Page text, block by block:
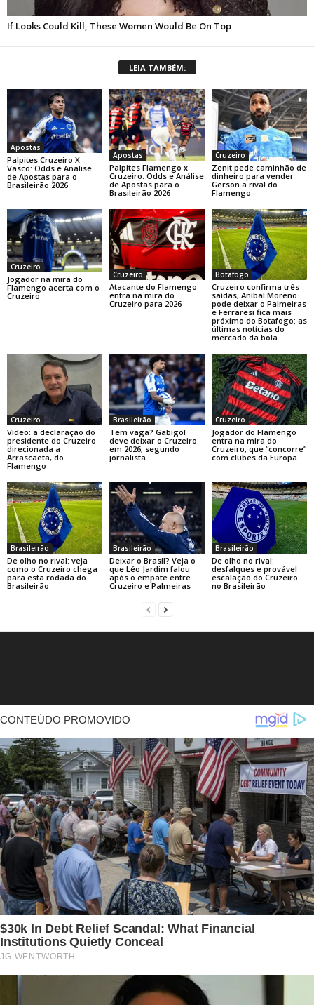
LEIA TAMBÉM:
Apostas
Palpites Cruzeiro X
Vasco: Odds e Análise
de Apostas para o
Brasileirão 2026
Apostas
Palpites Flamengo x
Cruzeiro: Odds e Análise
de Apostas para o
Brasileirão 2026
Cruzeiro
Zenit pede caminhão de
dinheiro para vender
Gerson a rival do
Flamengo
Cruzeiro
Jogador na mira do
Flamengo acerta com o
Cruzeiro
Cruzeiro
Atacante do Flamengo
entra na mira do
Cruzeiro para 2026
Botafogo
Cruzeiro confirma três
saídas, Aníbal Moreno
pode deixar o Palmeiras
e Ferraresi fica mais
próximo do Botafogo: as
últimas notícias do
mercado da bola
Cruzeiro
Vídeo: a declaração do
presidente do Cruzeiro
direcionada a
Arrascaeta, do
Flamengo
Brasileirão
Tem vaga? Gabigol
deve deixar o Cruzeiro
em 2026, segundo
jornalista
Cruzeiro
Jogador do Flamengo
entra na mira do
Cruzeiro, que “concorre”
com clubes da Europa
Brasileirão
De olho no rival: veja
como o Cruzeiro chega
para esta rodada do
Brasileirão
Brasileirão
Deixar o Brasil? Veja o
que Léo Jardim falou
após o empate entre
Cruzeiro e Palmeiras
Brasileirão
De olho no rival:
desfalques e provável
escalação do Cruzeiro
no Brasileirão